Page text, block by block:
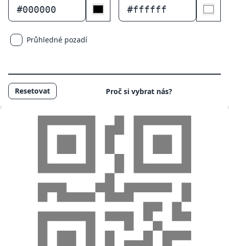
#000000 #ffffff
Průhledné pozadí
Resetovat Proč si vybrat nás?